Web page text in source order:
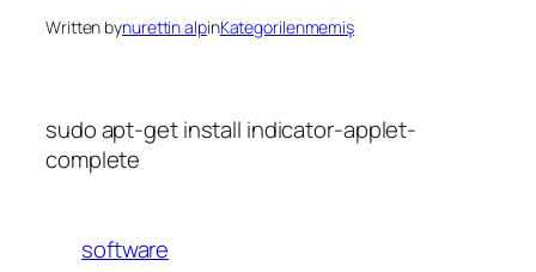
Written bynurettin alpinKategorilenmemiş
sudo apt-get install indicator-applet-
complete
software